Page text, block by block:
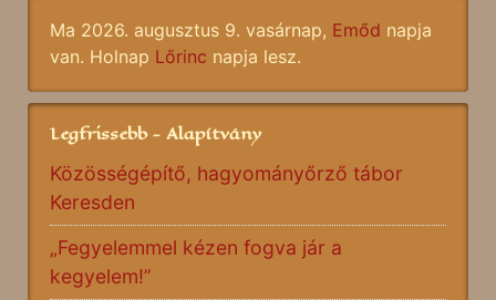
Ma 2026. augusztus 9. vasárnap, Emőd napja
van. Holnap Lőrinc napja lesz.
Legfrissebb - Alapítvány
Közösségépítő, hagyományőrző tábor
Keresden
„Fegyelemmel kézen fogva jár a
kegyelem!”